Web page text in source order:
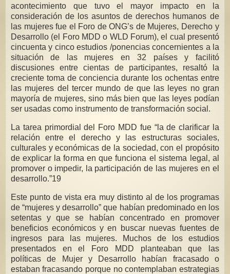
acontecimiento que tuvo el mayor impacto en la
consideración de los asuntos de derechos humanos de
las mujeres fue el Foro de ONG’s de Mujeres, Derecho y
Desarrollo (el Foro MDD o WLD Forum), el cual presentó
cincuenta y cinco estudios /ponencias concernientes a la
situación de las mujeres en 32 países y facilitó
discusiones entre cientas de participantes, resaltó la
creciente toma de conciencia durante los ochentas entre
las mujeres del tercer mundo de que las leyes no gran
mayoría de mujeres, sino más bien que las leyes podían
ser usadas como instrumento de transformación social.
La tarea primordial del Foro MDD fue “la de clarificar la
relación entre el derecho y las estructuras sociales,
culturales y económicas de la sociedad, con el propósito
de explicar la forma en que funciona el sistema legal, al
promover o impedir, la participación de las mujeres en el
desarrollo.”19
Este punto de vista era muy distinto al de los programas
de “mujeres y desarrollo” que habían predominado en los
setentas y que se habían concentrado en promover
beneficios económicos y en buscar nuevas fuentes de
ingresos para las mujeres. Muchos de los estudios
presentados en el Foro MDD planteaban que las
políticas de Mujer y Desarrollo habían fracasado o
estaban fracasando porque no contemplaban estrategias